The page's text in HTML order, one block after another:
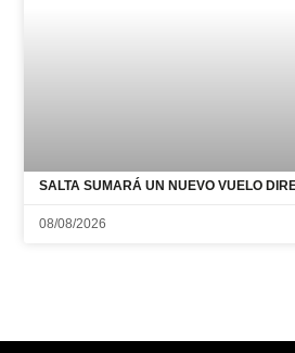
SALTA SUMARÁ UN NUEVO VUELO
08/08/2026